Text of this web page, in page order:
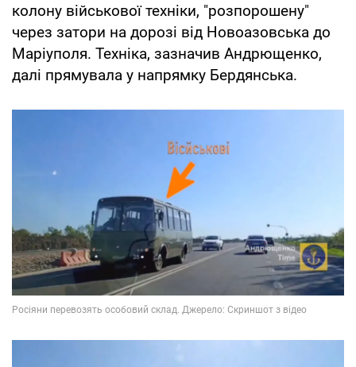
колону військової техніки, "розпорошену"
через затори на дорозі від Новоазовська до
Маріуполя. Техніка, зазначив Андрющенко,
далі прямувала у напрямку Бердянська.